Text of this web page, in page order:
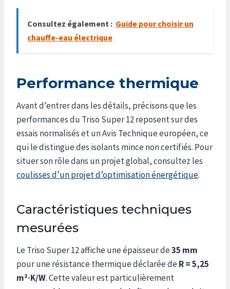
Consultez également : Guide pour choisir un
chauffe-eau électrique
Performance thermique
Avant d’entrer dans les détails, précisons que les
performances du Triso Super 12 reposent sur des
essais normalisés et un Avis Technique européen, ce
qui le distingue des isolants mince non certifiés. Pour
situer son rôle dans un projet global, consultez les
coulisses d’un projet d’optimisation énergétique.
Caractéristiques techniques
mesurées
Le Triso Super 12 affiche une épaisseur de35 mm
pour une résistance thermique déclarée deR = 5,25
m²·K/W. Cette valeur est particulièrement